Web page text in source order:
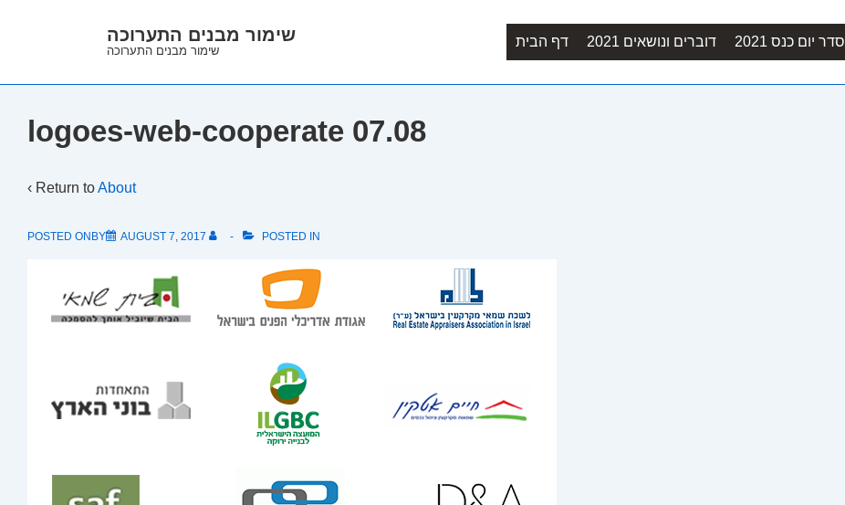
Main
שימור מבנים התערוכה
שימור מבנים התערוכה
Main
Navigation
דף הבית דוברים ונושאים 2021 סדר יום כנס 2021
logoes-web-cooperate 07.08
‹ Return toAbout
POSTED ONBY AUGUST 7, 2017 POSTED IN